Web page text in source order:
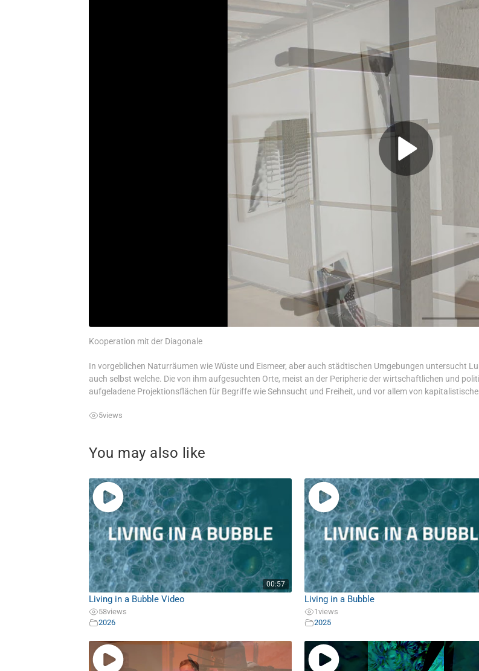
Kooperation mit der Diagonale
In vorgeblichen Naturräumen wie Wüste und Eismeer, aber auch städtischen Umgebungen untersucht
auch selbst welche. Die von ihm aufgesuchten Orte, meist an der Peripherie der wirtschaftlichen und
aufgeladene Projektionsflächen für Begriffe wie Sehnsucht und Freiheit, und vor allem von
5views
You may also like
00:57
Living in a Bubble Video
58views
2026
Living in a Bubble
1views
2025